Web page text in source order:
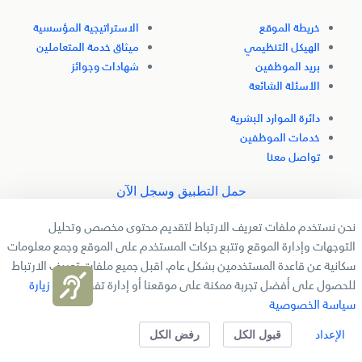
خريطة الموقع
الهيكل التنظيمي
بريد الموظفين
الأسئلة الشائعة
الاستراتيجية المؤسسية
ميثاق خدمة المتعاملين
شهادات وجوائز
دائرة الموارد البشرية
خدمات الموظفين
تواصل معنا
حمل التطبيق وسجل الآن
تابعنا
جميع الحقوق محفوظة لدائرة التنمية الاقتصادية بالشارقة � 2025
سياسة الخصوصيةشروط الاستخدام
نحن نستخدم ملفات تعريف الارتباط لتقديم محتوى مخصص وتحليل
التوجهات وإدارة الموقع وتتبع حركات المستخدم على الموقع وجمع معلومات
سكانية عن قاعدة المستخدمين بشكل عام. اقبل جميع ملفات تعريف الارتباط
للحصول على أفضل تجربة ممكنة على موقعنا أو إدارة تفضيلاتك. زيارة
سياسة الخصوصية
الإعداد قبول الكل رفض الكل